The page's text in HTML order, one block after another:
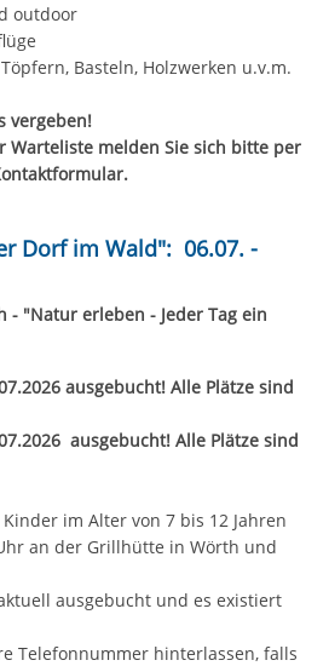
outdoor
Basteln, Holzwerken u.v.m.
vergeben!
Warteliste melden Sie sich bitte per
Dorf im Wald": 06.07. -
"Natur erleben - Jeder Tag ein
ausgebucht! Alle Plätze sind
ausgebucht! Alle Plätze sind
im Alter von 7 bis 12 Jahren
an der Grillhütte in Wörth und
ausgebucht und es existiert
Telefonnummer hinterlassen, falls